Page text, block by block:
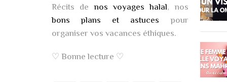
Récits denos voyages halal, nos
bons plans et astuces pour
organiser vos vacances éthiques.
♡ Bonne lecture ♡